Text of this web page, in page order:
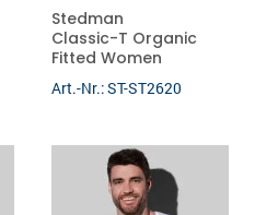
Stedman
Classic-T Organic
Fitted Women
Art.-Nr.: ST-ST2620